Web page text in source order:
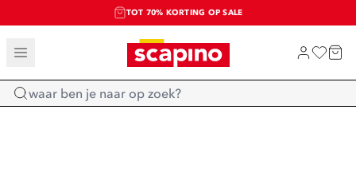
TOT 70% KORTING OP SALE
SALE: LAATSTE KANS!
SHOP NIEUW
Home